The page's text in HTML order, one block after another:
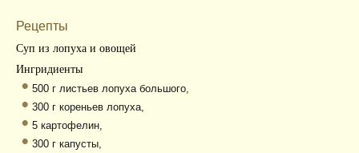
Рецепты
Суп из лопуха и овощей
Ингридиенты
500 г листьев лопуха большого,
300 г кореньев лопуха,
5 картофелин,
300 г капусты,